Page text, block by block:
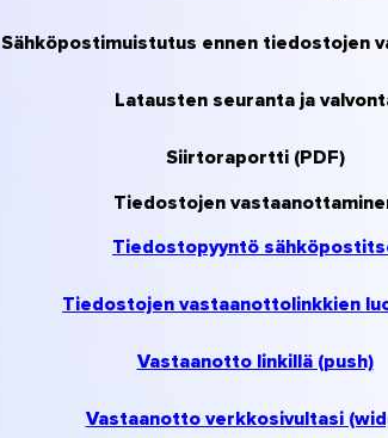
Sähköpostimuistutus ennen tiedostojen
Latausten seuranta ja
Siirtoraportti (PDF)
Tiedostojen
Tiedostopyyntö
Tiedostojen vastaanottolinkkien
Vastaanotto linkillä (push)
Vastaanotto verkkosivultasi